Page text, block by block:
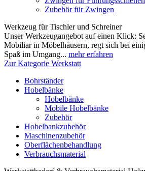
Zubehör für Zwingen
Werkzeug für Tischler und Schreiner
Unser Werkzeugangebot auf einen Klick:
Mobiliar in Möbelhäusern, regt sich bei
Spaß im Umgang... mehr erfahren
Zur Kategorie Werkstatt
Bohrständer
Hobelbänke
Hobelbänke
Mobile Hobelbänke
Zubehör
Hobelbankzubehör
Maschinenzubehör
Oberflächenbehandlung
Verbrauchsmaterial